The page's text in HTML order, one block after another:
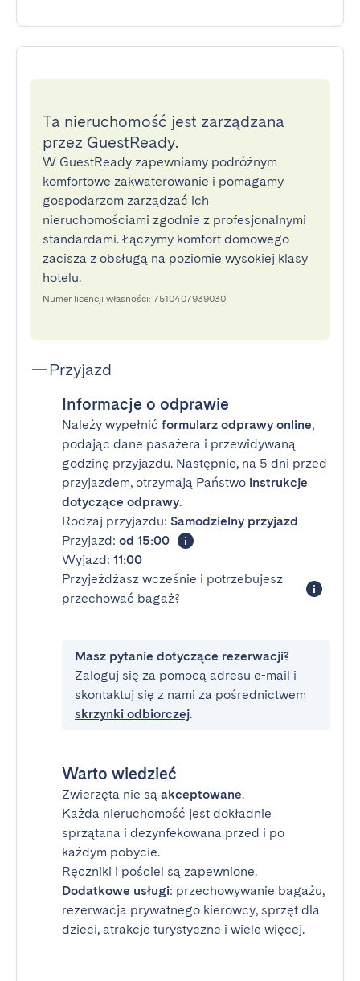
Ta nieruchomość jest zarządzana
przez GuestReady.
W GuestReady zapewniamy podróżnym
komfortowe zakwaterowanie i pomagamy
gospodarzom zarządzać ich
nieruchomościami zgodnie z profesjonalnymi
standardami. Łączymy komfort domowego
zacisza z obsługą na poziomie wysokiej klasy
hotelu.
Numer licencji własności: 7510407939030
Przyjazd
Informacje o odprawie
Należy wypełnić formularz odprawy online,
podając dane pasażera i przewidywaną
godzinę przyjazdu. Następnie, na 5 dni przed
przyjazdem, otrzymają Państwo instrukcje
dotyczące odprawy.
Rodzaj przyjazdu: Samodzielny przyjazd
Przyjazd: od 15:00
Wyjazd: 11:00
Przyjeżdżasz wcześnie i potrzebujesz
przechować bagaż?
Masz pytanie dotyczące rezerwacji?
Zaloguj się za pomocą adresu e-mail i
skontaktuj się z nami za pośrednictwem
skrzynki odbiorczej.
Warto wiedzieć
Zwierzęta nie są akceptowane.
Każda nieruchomość jest dokładnie
sprzątana i dezynfekowana przed i po
każdym pobycie.
Ręczniki i pościel są zapewnione.
Dodatkowe usługi: przechowywanie bagażu,
rezerwacja prywatnego kierowcy, sprzęt dla
dzieci, atrakcje turystyczne i wiele więcej.